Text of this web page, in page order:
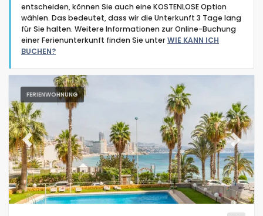
Art der Unterkunft
Personen
Schlafzimmer
Badezimmer
entscheiden, können Sie auch eine KOSTENLOSE Option
wählen. Das bedeutet, dass wir die Unterkunft 3 Tage lang
für Sie halten. Weitere Informationen zur Online-Buchung
einer Ferienunterkunft finden Sie unterWIE KANN ICH
BUCHEN?
FERIENWOHNUNG
Previous Next